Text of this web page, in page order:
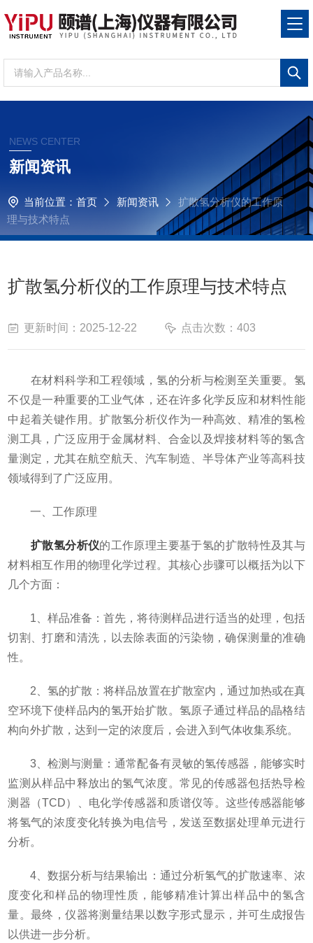
NEWS CENTER
新闻资讯
当前位置： 首页 新闻资讯
扩散氢分析仪的工作原
理与技术特点
扩散氢分析仪的工作原理与技术特点
更新时间：2025-12-22 点击次数：403
在材料科学和工程领域，氢的分析与检测至关重要。氢
不仅是一种重要的工业气体，还在许多化学反应和材料性能
中起着关键作用。扩散氢分析仪作为一种高效、精准的氢检
测工具，广泛应用于金属材料、合金以及焊接材料等的氢含
量测定，尤其在航空航天、汽车制造、半导体产业等高科技
领域得到了广泛应用。
一、工作原理
扩散氢分析仪的工作原理主要基于氢的扩散特性及其与
材料相互作用的物理化学过程。其核心步骤可以概括为以下
几个方面：
1、样品准备：首先，将待测样品进行适当的处理，包括
切割、打磨和清洗，以去除表面的污染物，确保测量的准确
性。
2、氢的扩散：将样品放置在扩散室内，通过加热或在真
空环境下使样品内的氢开始扩散。氢原子通过样品的晶格结
构向外扩散，达到一定的浓度后，会进入到气体收集系统。
3、检测与测量：通常配备有灵敏的氢传感器，能够实时
监测从样品中释放出的氢气浓度。常见的传感器包括热导检
测器（TCD）、电化学传感器和质谱仪等。这些传感器能够
将氢气的浓度变化转换为电信号，发送至数据处理单元进行
分析。
4、数据分析与结果输出：通过分析氢气的扩散速率、浓
度变化和样品的物理性质，能够精准计算出样品中的氢含
量。最终，仪器将测量结果以数字形式显示，并可生成报告
以供进一步分析。